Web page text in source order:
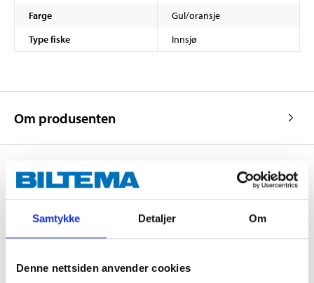
Samtykke Detaljer Om
Denne nettsiden anvender cookies
Farge
Gul/oransje
Type fiske
Innsjø
Om produsenten
Kjøp & Hent
Kjøp & Hent i ditt varehus.
LES MER